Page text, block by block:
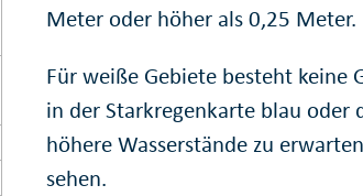
Meter oder höher als 0,25 Meter.
Für weiße Gebiete besteht keine
in der Starkregenkarte blau oder
höhere Wasserstände zu
sehen.